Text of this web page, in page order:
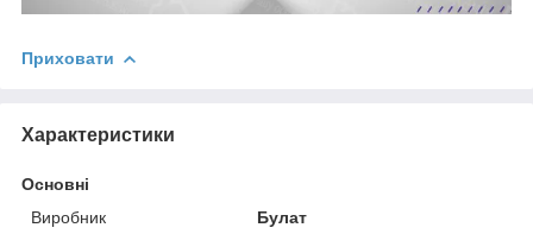
Приховати
Характеристики
Основні
Виробник
Булат